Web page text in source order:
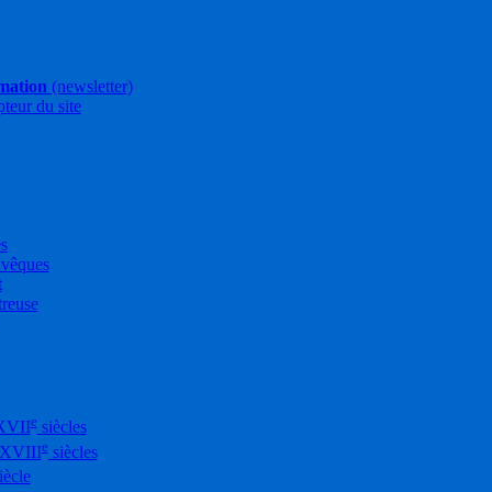
(newsletter)
du site
esiècles
esiècles